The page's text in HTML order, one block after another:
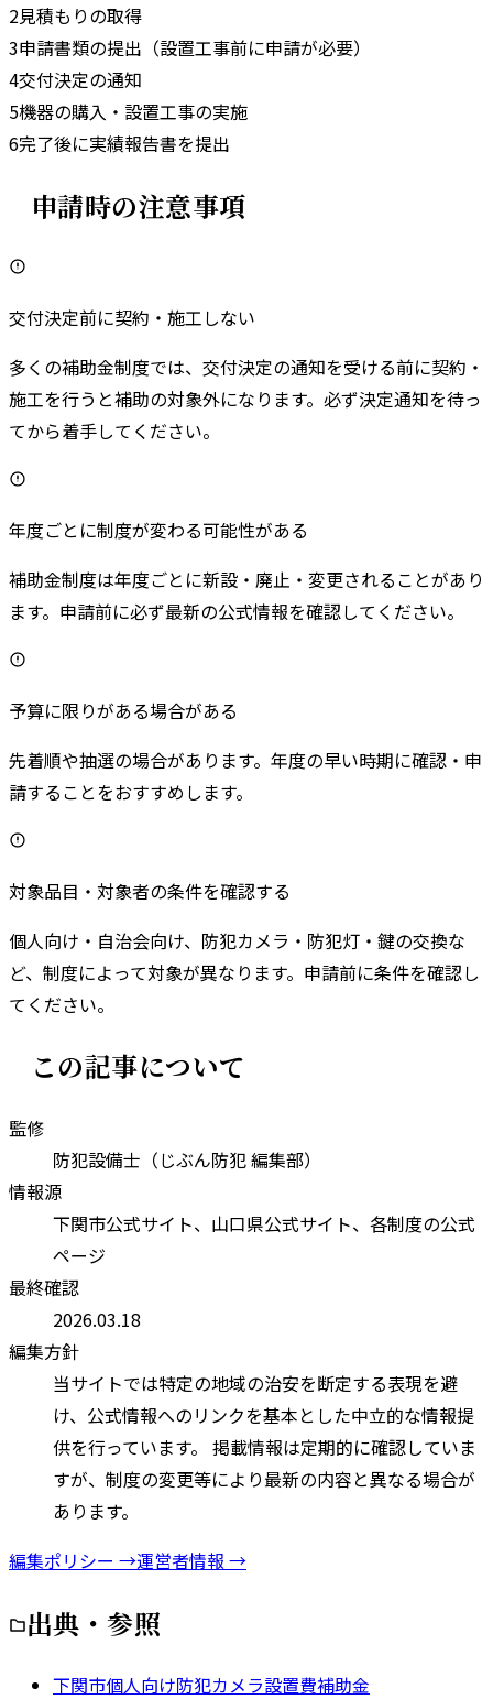
2見積もりの取得
3申請書類の提出（設置工事前に申請が必要）
4交付決定の通知
5機器の購入・設置工事の実施
6完了後に実績報告書を提出
申請時の注意事項
交付決定前に契約・施工しない
多くの補助金制度では、交付決定の通知を受ける前に契約・
施工を行うと補助の対象外になります。必ず決定通知を待っ
てから着手してください。
年度ごとに制度が変わる可能性がある
補助金制度は年度ごとに新設・廃止・変更されることがあり
ます。申請前に必ず最新の公式情報を確認してください。
予算に限りがある場合がある
先着順や抽選の場合があります。年度の早い時期に確認・申
請することをおすすめします。
対象品目・対象者の条件を確認する
個人向け・自治会向け、防犯カメラ・防犯灯・鍵の交換な
ど、制度によって対象が異なります。申請前に条件を確認し
てください。
この記事について
監修
防犯設備士（じぶん防犯 編集部）
情報源
下関市公式サイト、 山口県公式サイト、各制度の公式
ページ
最終確認
2026.03.18
編集方針
当サイトでは特定の地域の治安を断定する表現を避
け、公式情報へのリンクを基本とした中立的な情報提
供を行っています。 掲載情報は定期的に確認していま
すが、制度の変更等により最新の内容と異なる場合が
あります。
編集ポリシー →運営者情報 →
出典・参照
下関市個人向け防犯カメラ設置費補助金